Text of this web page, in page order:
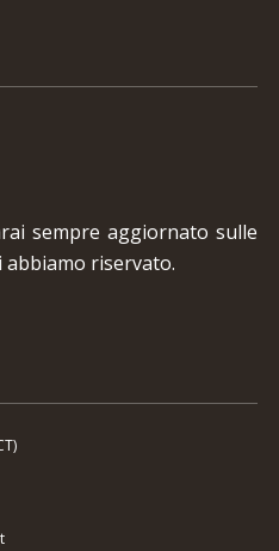
sempre aggiornato sulle
riservato.